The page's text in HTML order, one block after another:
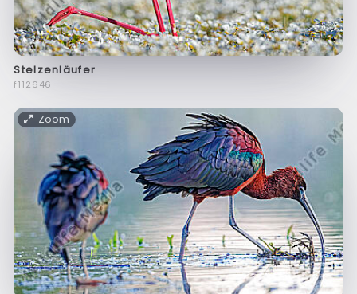
Stelzenläufer
f112646
Zoom